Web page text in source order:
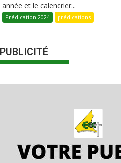
année et le calendrier...
Prédication 2024 prédications
PUBLICITÉ